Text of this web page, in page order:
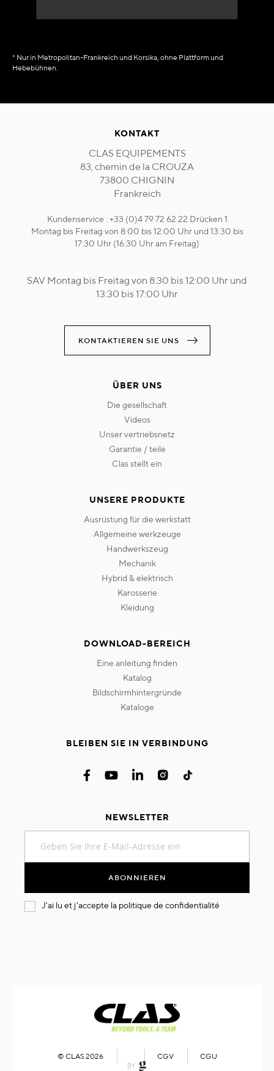
* Nur in Metropolitan-Frankreich und Korsika, ohne Plattform und
Hebebühnen.
KONTAKT
CLAS EQUIPEMENTS
83, chemin de la CROUZA
73800 CHIGNIN
Frankreich
Kundenservice : +33 (0)4 79 72 62 22 Drücken 1
Montag bis Freitag von 8:00 bis 12:00 Uhr und 13:30 bis
17:30 Uhr (16:30 Uhr am Freitag)
SAV Montag bis Freitag von 8:30 bis 12:00 Uhr und
13:30 bis 17:00 Uhr
KONTAKTIEREN SIE UNS
ÜBER UNS
die gesellschaft
videos
unser vertriebsnetz
garantie / teile
clas stellt ein
UNSERE PRODUKTE
ausrüstung für die werkstatt
allgemeine werkzeuge
handwerkszeug
mechanik
hybrid & elektrisch
karosserie
kleidung
DOWNLOAD-BEREICH
eine anleitung finden
katalog
bildschirmhintergründe
kataloge
BLEIBEN SIE IN VERBINDUNG
NEWSLETTER
sich
an:
ABONNIEREN
J'ai lu et j'accepte la politique de confidentialité
© CLAS 2026 CGV CGU